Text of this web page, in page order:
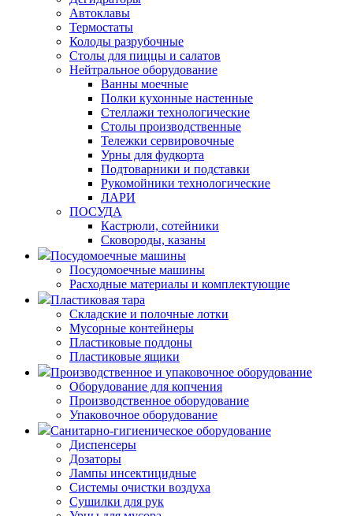
Автоклавы
Термостаты
Колоды разрубочные
Столы для пиццы и салатов
Нейтральное оборудование
Ванны моечные
Полки кухонные настенные
Стеллажи технологические
Столы производственные
Тележки сервировочные
Урны для фудкорта
Подтоварники и подставки
Рукомойники технологические
ЛАРИ
ПОСУДА
Кастрюли, сотейники
Сковороды, казаны
Посудомоечные машины
Посудомоечные машины
Расходные материалы и комплектующие
Пластиковая тара
Складские и полочные лотки
Мусорные контейнеры
Пластиковые поддоны
Пластиковые ящики
Производственное и упаковочное оборудование
Оборудование для копчения
Производственное оборудование
Упаковочное оборудование
Санитарно-гигиеническое оборудование
Диспенсеры
Дозаторы
Лампы инсектицидные
Системы очистки воздуха
Сушилки для рук